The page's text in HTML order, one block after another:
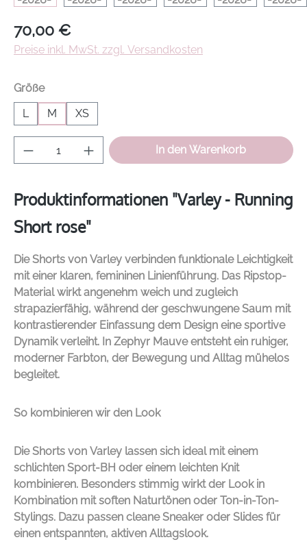
Regulärer Preis:
70,00 €
Preise inkl. MwSt. zzgl. Versandkosten
Größeauswählen
L
M XS
Produkt Anzahl: Gib den gewünschten
In den Warenkorb
Produktinformationen "Varley - Running
Short rose"
Die Shorts von Varley verbinden funktionale Leichtigkeit
mit einer klaren, femininen Linienführung. Das Ripstop-
Material wirkt angenehm weich und zugleich
strapazierfähig, während der geschwungene Saum mit
kontrastierender Einfassung dem Design eine sportive
Dynamik verleiht. In Zephyr Mauve entsteht ein ruhiger,
moderner Farbton, der Bewegung und Alltag mühelos
begleitet.
So kombinieren wir den Look
Die Shorts von Varley lassen sich ideal mit einem
schlichten Sport-BH oder einem leichten Knit
kombinieren. Besonders stimmig wirkt der Look in
Kombination mit soften Naturtönen oder Ton-in-Ton-
Stylings. Dazu passen cleane Sneaker oder Slides für
einen entspannten, aktiven Alltagslook.